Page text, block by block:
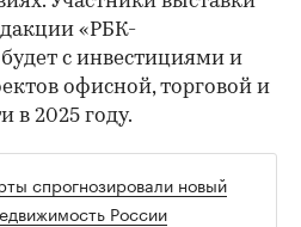
«РБК-
с инвестициями и
офисной, торговой и
2025 году.
спрогнозировали новый
России